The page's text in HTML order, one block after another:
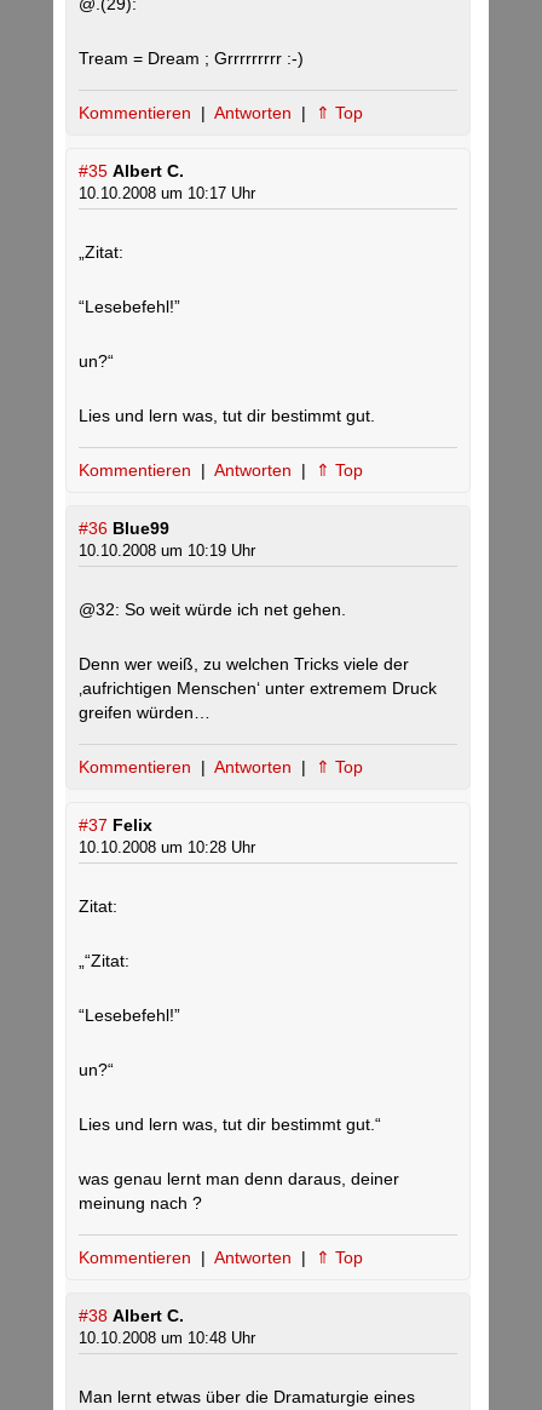
Tream = Dream ; Grrrrrrrrr :-)
Kommentieren | Antworten | ⇑ Top
#35 Albert C.
10.10.2008 um 10:17 Uhr
„Zitat:
“Lesebefehl!”
un?“
Lies und lern was, tut dir bestimmt gut.
Kommentieren | Antworten | ⇑ Top
#36 Blue99
10.10.2008 um 10:19 Uhr
@32: So weit würde ich net gehen.
Denn wer weiß, zu welchen Tricks viele der
‚aufrichtigen Menschen‘ unter extremem Druck
greifen würden…
Kommentieren | Antworten | ⇑ Top
#37 Felix
10.10.2008 um 10:28 Uhr
Zitat:
„“Zitat:
“Lesebefehl!”
un?“
Lies und lern was, tut dir bestimmt gut.“
was genau lernt man denn daraus, deiner
meinung nach ?
Kommentieren | Antworten | ⇑ Top
#38 Albert C.
10.10.2008 um 10:48 Uhr
Man lernt etwas über die Dramaturgie eines